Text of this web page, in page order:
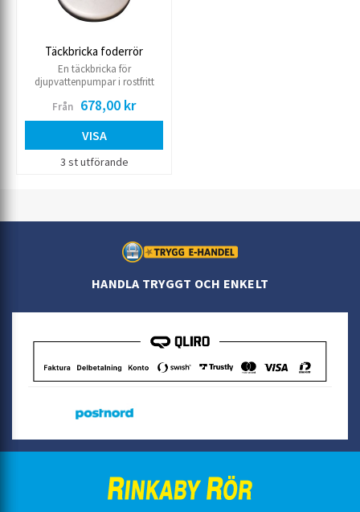
Täckbricka foderrör
En täckbricka för
djupvattenpumpar i rostfritt
kabel och wire.
Från 678,00 kr
VISA
3 st utförande
HANDLA TRYGGT OCH ENKELT